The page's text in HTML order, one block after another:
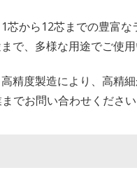
から12芯までの豊富
で、多様な用途でご使用
精度製造により、高精
でお問い合わせください